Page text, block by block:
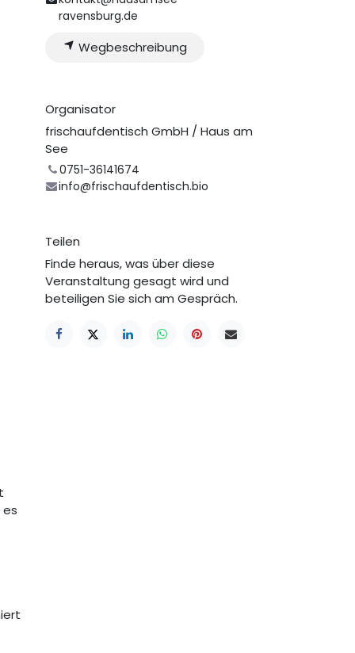
ravensburg.de
Wegbeschreibung
Organisator
frischaufdentisch GmbH / Haus am
See
0751-36141674
info@frischaufdentisch.bio
Teilen
Finde heraus, was über diese
Veranstaltung gesagt wird und
beteiligen Sie sich am Gespräch.